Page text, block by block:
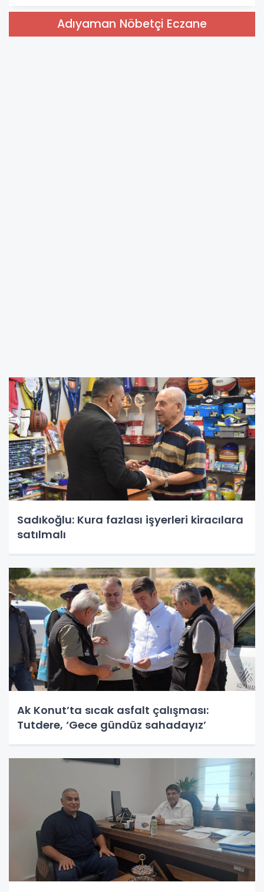
Adıyaman Nöbetçi Eczane
Sadıkoğlu: Kura fazlası işyerleri kiracılara
satılmalı
Ak Konut’ta sıcak asfalt çalışması:
Tutdere, ‘Gece gündüz sahadayız’